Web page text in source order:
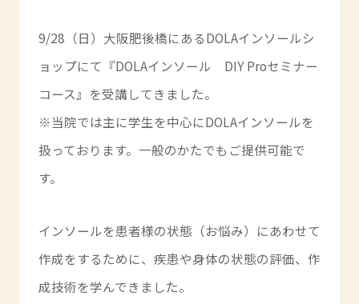
9/28（日）大阪肥後橋にあるDOLAインソールシ
ョップにて『DOLAインソール DIY Proセミナー
コース』を受講してきました。
※当院では主に学生を中心にDOLAインソールを
扱っております。一般のかたでもご提供可能で
す。
インソールを患者様の状態（お悩み）にあわせて
作成をするために、疾患や身体の状態の評価、作
成技術を学んできました。